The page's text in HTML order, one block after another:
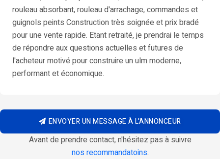
rouleau absorbant, rouleau d'arrachage, commandes et
guignols peints Construction très soignée et prix bradé
pour une vente rapide. Etant retraité, je prendrai le temps
de répondre aux questions actuelles et futures de
l'acheteur motivé pour construire un ulm moderne,
performant et économique.
ENVOYER UN MESSAGE À L'ANNONCEUR
Avant de prendre contact, n'hésitez pas à suivre
nos recommandatoins.